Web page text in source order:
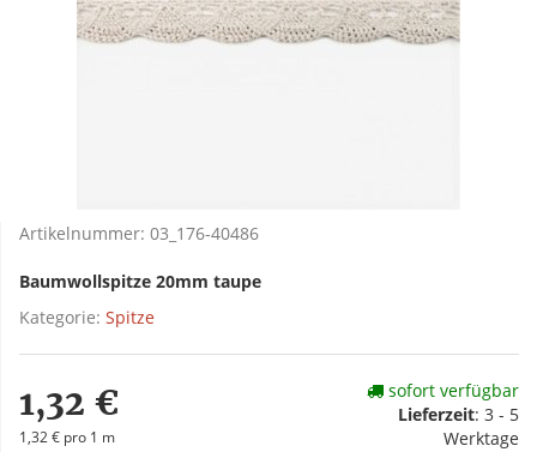
Artikelnummer: 03_176-40486
Baumwollspitze 20mm taupe
Kategorie: Spitze
1,32 €
1,32 € pro 1 m
sofort verfügbar
Lieferzeit: 3 - 5
Werktage